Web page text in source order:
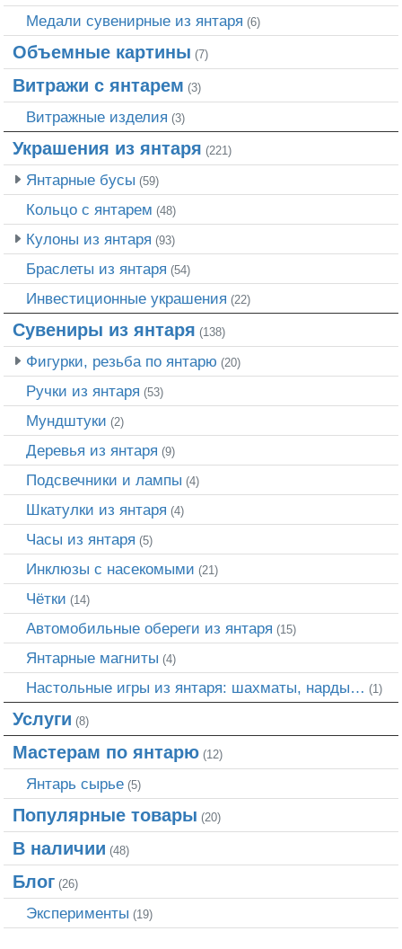
Медали сувенирные из янтаря (6)
Объемные картины (7)
Витражи с янтарем (3)
Витражные изделия (3)
Украшения из янтаря (221)
Янтарные бусы (59)
Кольцо с янтарем (48)
Кулоны из янтаря (93)
Браслеты из янтаря (54)
Инвестиционные украшения (22)
Сувениры из янтаря (138)
Фигурки, резьба по янтарю (20)
Ручки из янтаря (53)
Мундштуки (2)
Деревья из янтаря (9)
Подсвечники и лампы (4)
Шкатулки из янтаря (4)
Часы из янтаря (5)
Инклюзы с насекомыми (21)
Чётки (14)
Автомобильные обереги из янтаря (15)
Янтарные магниты (4)
Настольные игры из янтаря: шахматы, нарды… (1)
Услуги (8)
Мастерам по янтарю (12)
Янтарь сырье (5)
Популярные товары (20)
В наличии (48)
Блог (26)
Эксперименты (19)